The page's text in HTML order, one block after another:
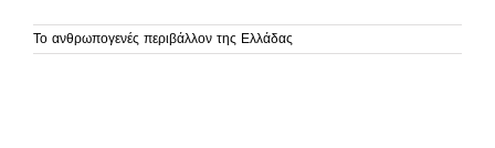
Το ανθρωπογενές περιβάλλον της Ελλάδας